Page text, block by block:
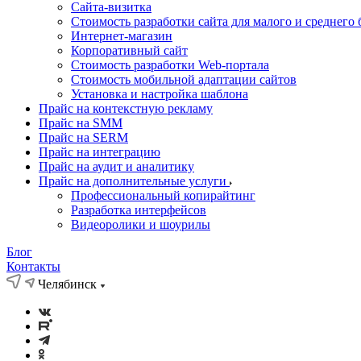
Cайта-визитка
Стоимость разработки сайта для малого и среднего
Интернет-магазин
Корпоративный сайт
Стоимость разработки Web-портала
Стоимость мобильной адаптации сайтов
Установка и настройка шаблона
Прайс на контекстную рекламу
Прайс на SMM
Прайс на SERM
Прайс на интеграцию
Прайс на аудит и аналитику
Прайс на дополнительные услуги
Профессиональный копирайтинг
Разработка интерфейсов
Видеоролики и шоурилы
Блог
Контакты
Челябинск